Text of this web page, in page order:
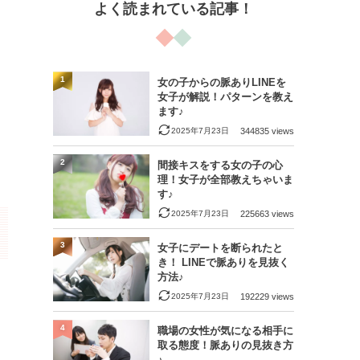
よく読まれている記事！
女の子からの脈ありLINEを
女子が解説！パターンを教え
ます♪
2025年7月23日 344835 views
1
間接キスをする女の子の心
理！女子が全部教えちゃいま
す♪
2025年7月23日 225663 views
2
女子にデートを断られたと
き！ LINEで脈ありを見抜く
方法♪
2025年7月23日 192229 views
3
職場の女性が気になる相手に
取る態度！脈ありの見抜き方
4